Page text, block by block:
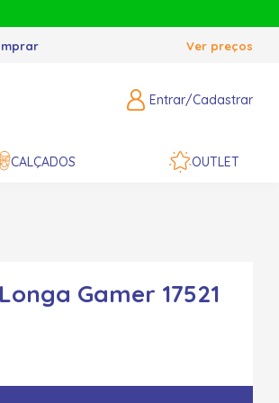
Ver preços
Entrar/Cadastrar
CALÇADOS OUTLET
Gamer 17521